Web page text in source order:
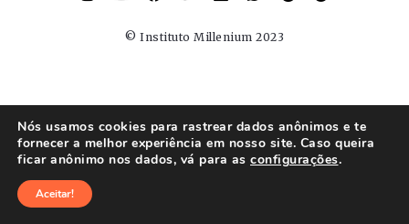
© Instituto Millenium 2023
Nós usamos cookies para rastrear dados anônimos e te
fornecer a melhor experiência em nosso site. Caso queira
ficar anônimo nos dados, vá para as configurações.
Aceitar!